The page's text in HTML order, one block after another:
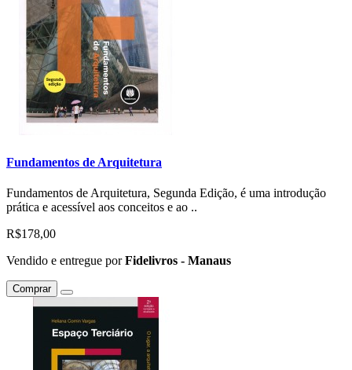
Fundamentos de Arquitetura
Fundamentos de Arquitetura, Segunda Edição, é uma introdução
prática e acessível aos conceitos e ao ..
R$178,00
Vendido e entregue porFidelivros - Manaus
Comprar